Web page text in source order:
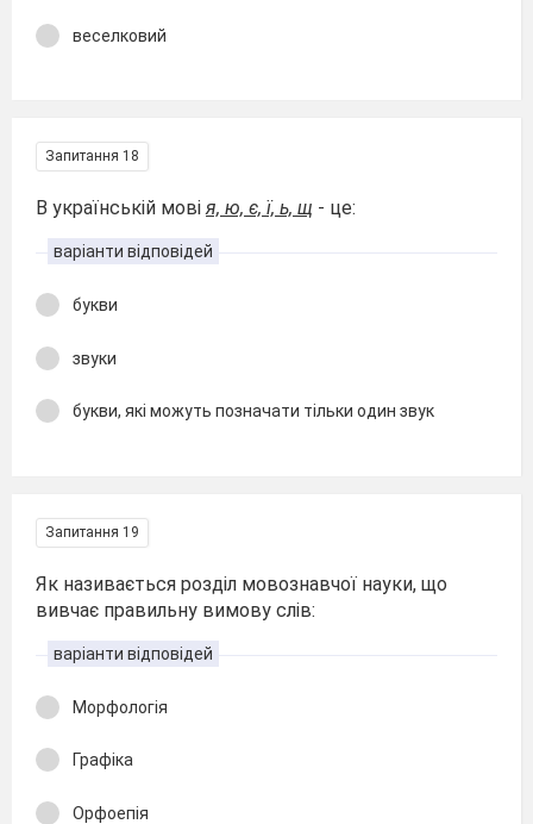
веселковий
Запитання 18
В українській мовія, ю, є, ї, ь, щ - це:
варіанти відповідей
букви
звуки
букви, які можуть позначати тільки один звук
Запитання 19
Як називається розділ мовознавчої науки, що
вивчає правильну вимову слів:
варіанти відповідей
Морфологія
Графіка
Орфоепія